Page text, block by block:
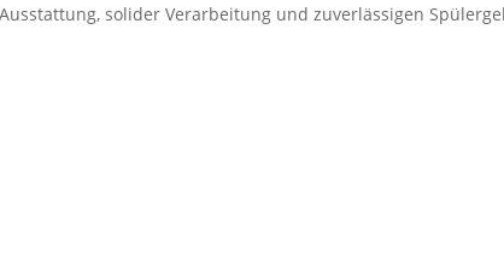
solider Verarbeitung und zuverlässigen